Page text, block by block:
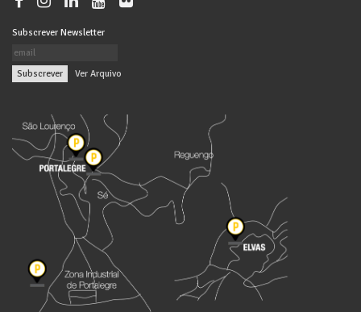
Subscrever Newsletter
Ver Arquivo